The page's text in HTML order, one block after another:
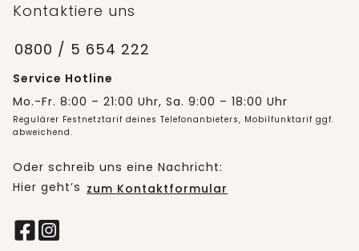
Kontaktiere uns
0800 / 5 654 222
Service Hotline
Mo.-Fr. 8:00 – 21:00 Uhr, Sa. 9:00 – 18:00 Uhr
Regulärer Festnetztarif deines Telefonanbieters, Mobilfunktarif ggf.
abweichend.
Oder schreib uns eine Nachricht:
Hier geht’s zum Kontaktformular